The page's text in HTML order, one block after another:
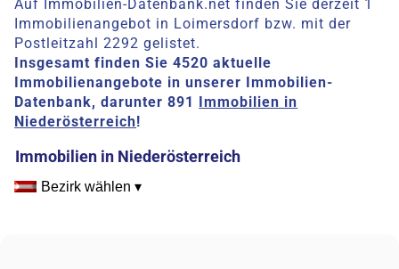
Auf Immobilien-Datenbank.net finden Sie derzeit 1
Immobilienangebot in Loimersdorf bzw. mit der
Postleitzahl 2292 gelistet.
Insgesamt finden Sie 4520 aktuelle
Immobilienangebote in unserer Immobilien-
Datenbank, darunter 891
Immobilien in
Niederösterreich!
Immobilien in Niederösterreich
Bezirk wählen ▾